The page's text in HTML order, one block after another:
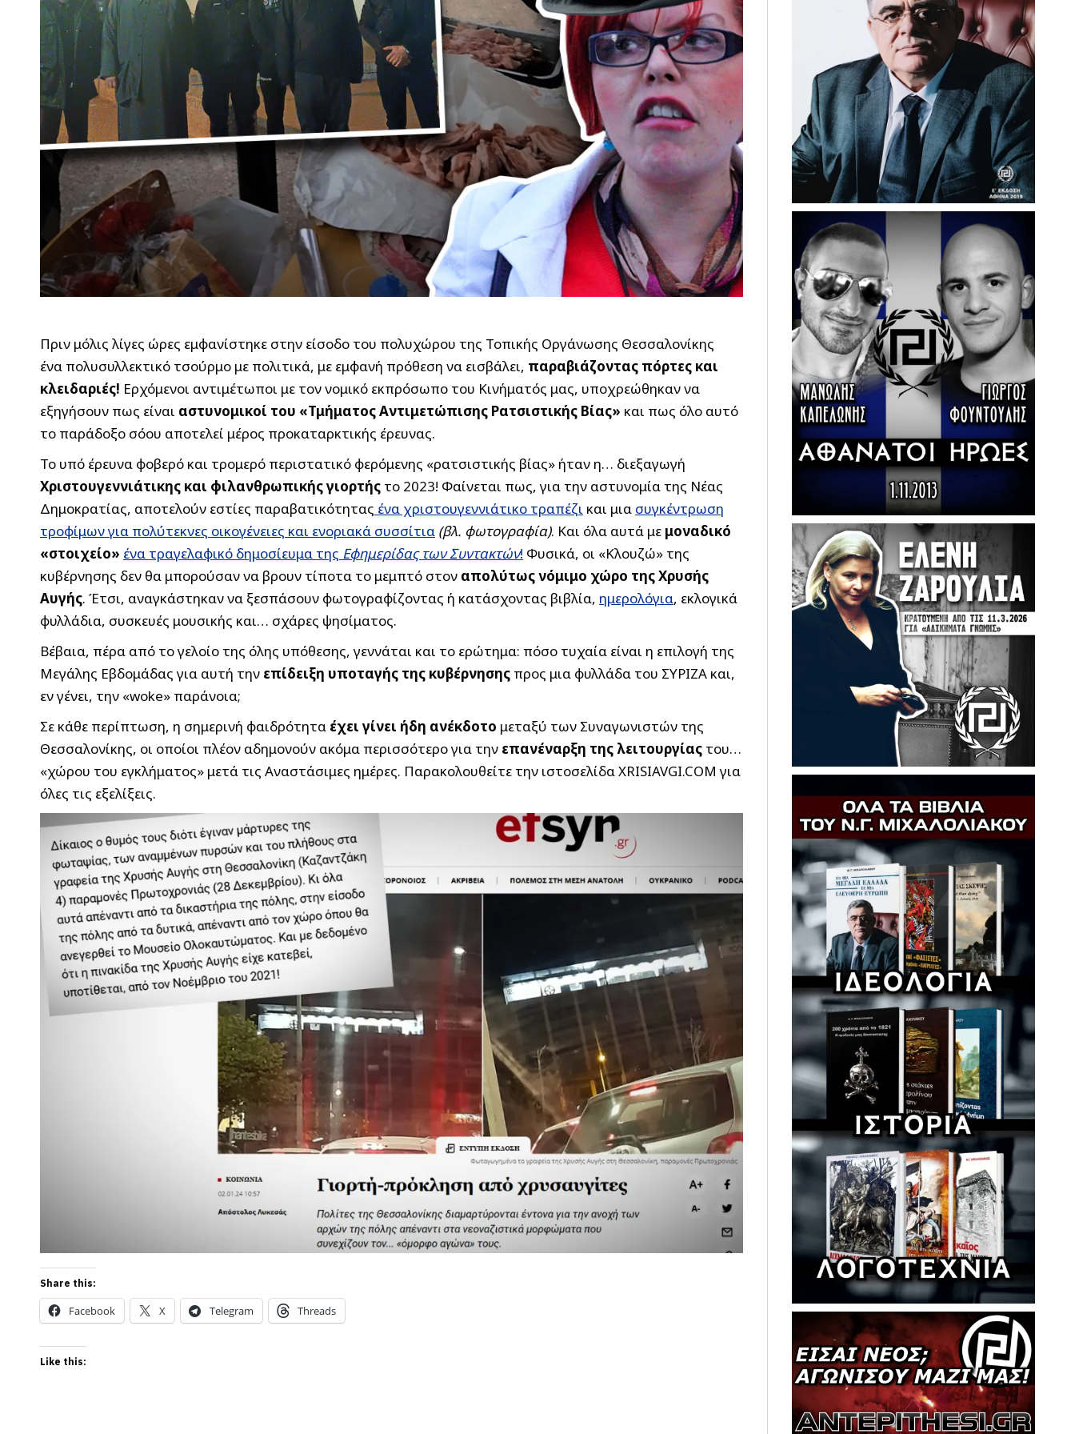
Πριν μόλις λίγες ώρες εμφανίστηκε στην είσοδο του πολυχώρου της Τοπικής Οργάνωσης Θεσσαλονίκης
ένα πολυσυλλεκτικό τσούρμο με πολιτικά, με εμφανή πρόθεση να εισβάλει, παραβιάζοντας πόρτες και
κλειδαριές! Ερχόμενοι αντιμέτωποι με τον νομικό εκπρόσωπο του Κινήματός μας, υποχρεώθηκαν να
εξηγήσουν πως είναι αστυνομικοί του «Τμήματος Αντιμετώπισης Ρατσιστικής Βίας» και πως όλο αυτό
το παράδοξο σόου αποτελεί μέρος προκαταρκτικής έρευνας.
Το υπό έρευνα φοβερό και τρομερό περιστατικό φερόμενης «ρατσιστικής βίας» ήταν η… διεξαγωγή
Χριστουγεννιάτικης και φιλανθρωπικής γιορτής το 2023! Φαίνεται πως, για την αστυνομία της Νέας
Δημοκρατίας, αποτελούν εστίες παραβατικότητας ένα χριστουγεννιάτικο τραπέζι και μια συγκέντρωση
τροφίμων για πολύτεκνες οικογένειες και ενοριακά συσσίτια (βλ. φωτογραφία). Και όλα αυτά με μοναδικό
«στοιχείο» ένα τραγελαφικό δημοσίευμα της Εφημερίδας των Συντακτών! Φυσικά, οι «Κλουζώ» της
κυβέρνησης δεν θα μπορούσαν να βρουν τίποτα το μεμπτό στον απολύτως νόμιμο χώρο της Χρυσής
Αυγής. Έτσι, αναγκάστηκαν να ξεσπάσουν φωτογραφίζοντας ή κατάσχοντας βιβλία, ημερολόγια, εκλογικά
φυλλάδια, συσκευές μουσικής και… σχάρες ψησίματος.
Βέβαια, πέρα από το γελοίο της όλης υπόθεσης, γεννάται και το ερώτημα: πόσο τυχαία είναι η επιλογή της
Μεγάλης Εβδομάδας για αυτή την επίδειξη υποταγής της κυβέρνησης προς μια φυλλάδα του ΣΥΡΙΖΑ και,
εν γένει, την «woke» παράνοια;
Σε κάθε περίπτωση, η σημερινή φαιδρότητα έχει γίνει ήδη ανέκδοτο μεταξύ των Συναγωνιστών της
Θεσσαλονίκης, οι οποίοι πλέον αδημονούν ακόμα περισσότερο για την επανέναρξη της λειτουργίας του…
«χώρου του εγκλήματος» μετά τις Αναστάσιμες ημέρες. Παρακολουθείτε την ιστοσελίδα XRISIAVGI.COM για
όλες τις εξελίξεις.
Share this:
Facebook X Telegram Threads
Like this: